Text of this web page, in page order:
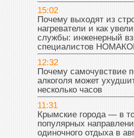
15:02
Почему выходят из
нагреватели и как
службы: инженерный
специалистов
12:32
Почему самочувствие
алкоголя может
несколько часов
11:31
Крымские города — в
популярных
одиночного отдыха в